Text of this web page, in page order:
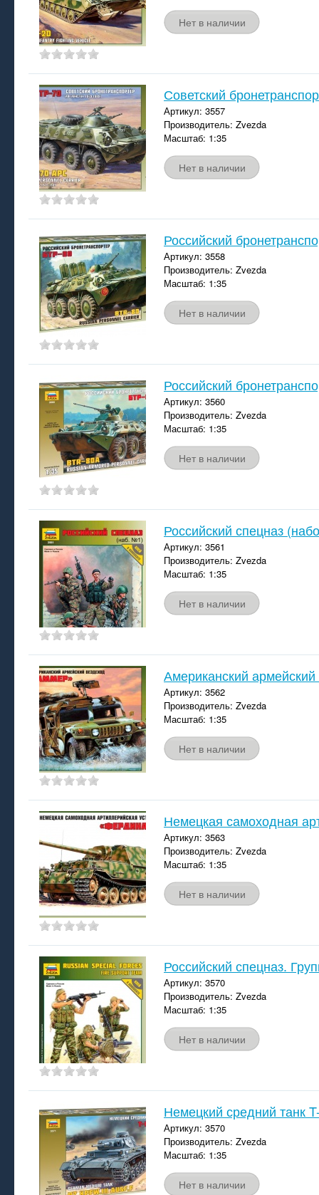
Нет в наличии
Советский
Артикул: 3557
Производитель: Zvezda
Масштаб: 1:35
Нет в наличии
Российский
Артикул: 3558
Производитель: Zvezda
Масштаб: 1:35
Нет в наличии
Российский
Артикул: 3560
Производитель: Zvezda
Масштаб: 1:35
Нет в наличии
Российский спецназ
Артикул: 3561
Производитель: Zvezda
Масштаб: 1:35
Нет в наличии
Американский
Артикул: 3562
Производитель: Zvezda
Масштаб: 1:35
Нет в наличии
Немецкая самоходная
Артикул: 3563
Производитель: Zvezda
Масштаб: 1:35
Нет в наличии
Российский спецназ.
Артикул: 3570
Производитель: Zvezda
Масштаб: 1:35
Нет в наличии
Немецкий средний танк
Артикул: 3570
Производитель: Zvezda
Масштаб: 1:35
Нет в наличии